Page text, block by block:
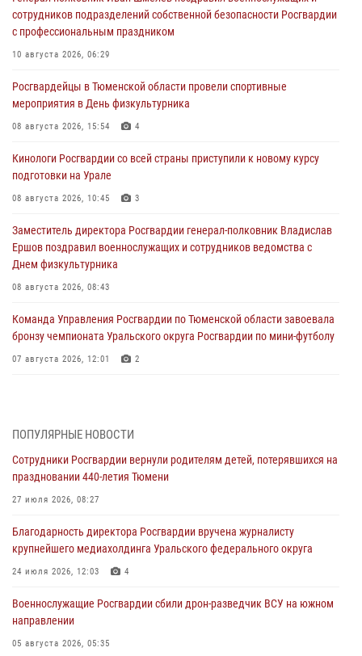
сотрудников подразделений собственной безопасности Росгвардии
с профессиональным праздником
10 августа 2026, 06:29
Росгвардейцы в Тюменской области провели спортивные
мероприятия в День физкультурника
08 августа 2026, 15:54 4
Кинологи Росгвардии со всей страны приступили к новому курсу
подготовки на Урале
08 августа 2026, 10:45 3
Заместитель директора Росгвардии генерал-полковник Владислав
Ершов поздравил военнослужащих и сотрудников ведомства с
Днем физкультурника
08 августа 2026, 08:43
Команда Управления Росгвардии по Тюменской области завоевала
бронзу чемпионата Уральского округа Росгвардии по мини-футболу
07 августа 2026, 12:01 2
Историю верности долгу, семье и традициям рассказал
военнослужащий Росгвардии из Тюмени
Память военнослужащих, погибших в разные годы при исполнении
воинского долга, почтили в кинологическом центре Уральского
06 августа 2026, 12:38 6
Росгвардейцы в Тюменской области знакомят детей со своей
ПОПУЛЯРНЫЕ НОВОСТИ
Сотрудники Росгвардии вернули родителям детей, потерявшихся на
праздновании 440-летия Тюмени
27 июля 2026, 08:27
Благодарность директора Росгвардии вручена журналисту
крупнейшего медиахолдинга Уральского федерального округа
24 июля 2026, 12:03 4
Военнослужащие Росгвардии сбили дрон-разведчик ВСУ на южном
направлении
05 августа 2026, 05:35